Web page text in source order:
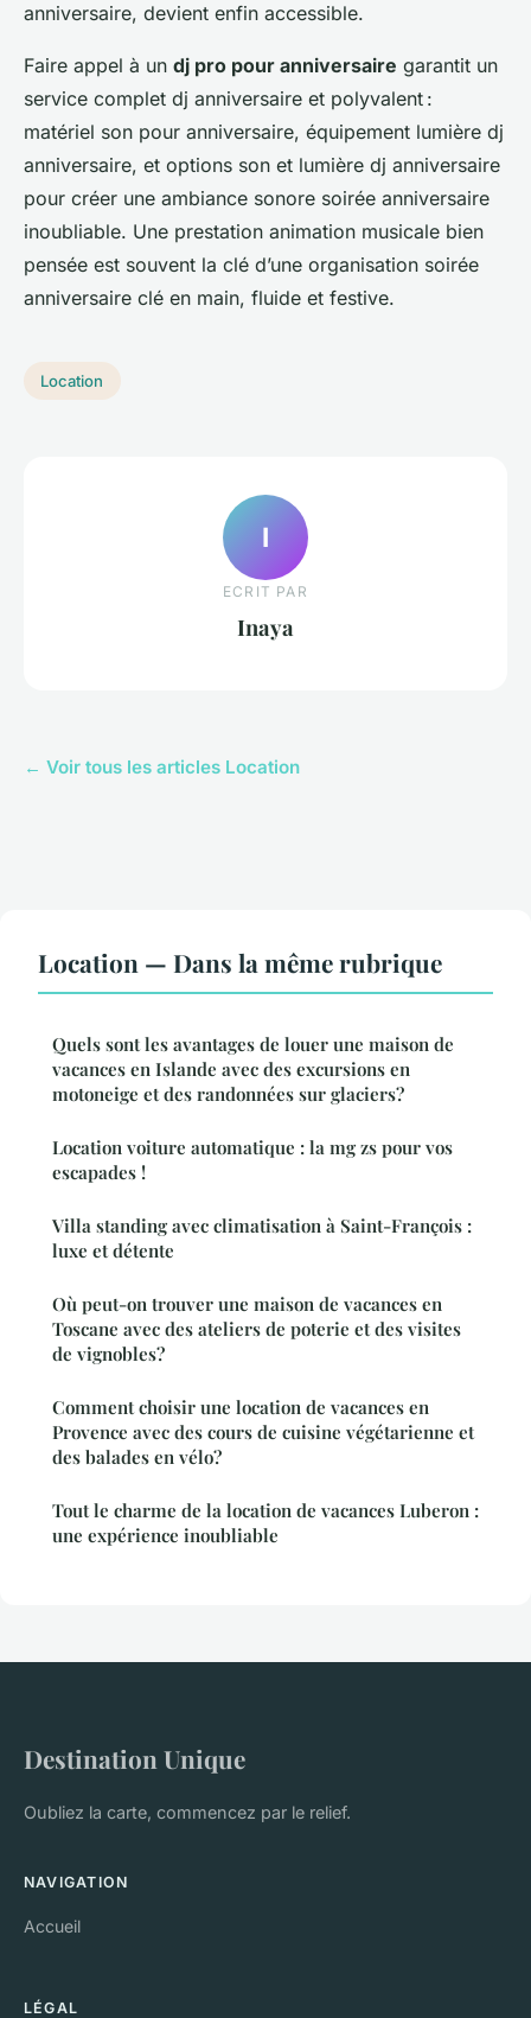
anniversaire, devient enfin accessible.
Faire appel à un dj pro pour anniversaire garantit un
service complet dj anniversaire et polyvalent :
matériel son pour anniversaire, équipement lumière dj
anniversaire, et options son et lumière dj anniversaire
pour créer une ambiance sonore soirée anniversaire
inoubliable. Une prestation animation musicale bien
pensée est souvent la clé d’une organisation soirée
anniversaire clé en main, fluide et festive.
Location
I
ECRIT PAR
Inaya
← Voir tous les articles Location
Location — Dans la même rubrique
Quels sont les avantages de louer une maison de
vacances en Islande avec des excursions en
motoneige et des randonnées sur glaciers?
Location voiture automatique : la mg zs pour vos
escapades !
Villa standing avec climatisation à Saint-François :
luxe et détente
Où peut-on trouver une maison de vacances en
Toscane avec des ateliers de poterie et des visites
de vignobles?
Comment choisir une location de vacances en
Provence avec des cours de cuisine végétarienne et
des balades en vélo?
Tout le charme de la location de vacances Luberon :
une expérience inoubliable
Destination Unique
Oubliez la carte, commencez par le relief.
NAVIGATION
Accueil
LÉGAL